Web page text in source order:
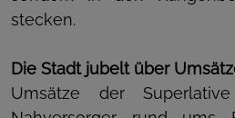
stecken.
Die Stadt jubelt über
Umsätze der